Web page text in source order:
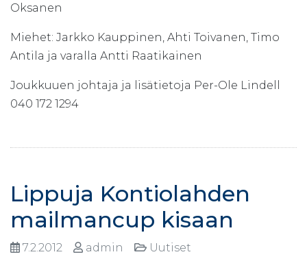
Oksanen
Miehet: Jarkko Kauppinen, Ahti Toivanen, Timo
Antila ja varalla Antti Raatikainen
Joukkuuen johtaja ja lisätietoja Per-Ole Lindell
040 172 1294
Lippuja Kontiolahden
mailmancup kisaan
7.2.2012 admin Uutiset